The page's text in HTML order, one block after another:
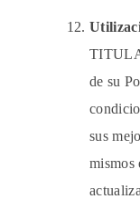
de su
sus
mismos